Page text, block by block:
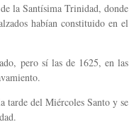
la Santísima Trinidad, donde
habían constituido en el
pero sí las de 1625, en las
tarde del Miércoles Santo y se